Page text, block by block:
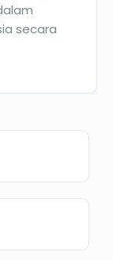
secara